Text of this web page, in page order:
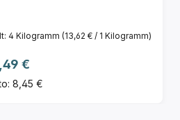
4 Kilogramm (13,62 € / 1 Kilogramm)
Preis:
€
8,45 €